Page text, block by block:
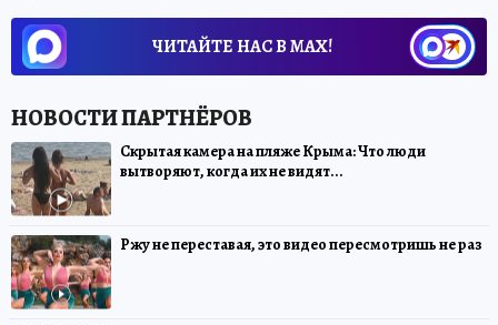
ЧИТАЙТЕ НАС В МАХ!
Скрытая камера на пляже Крыма: Что люди
вытворяют, когда их не видят...
Ржу не переставая, это видео пересмотришь не раз